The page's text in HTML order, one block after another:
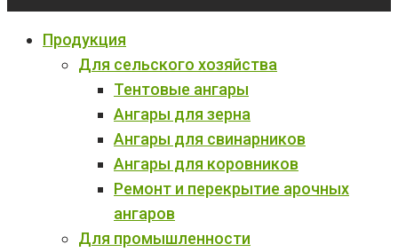
Продукция
Для сельского хозяйства
Тентовые ангары
Ангары для зерна
Ангары для свинарников
Ангары для коровников
Ремонт и перекрытие арочных
ангаров
Для промышленности